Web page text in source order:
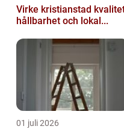
Virke kristianstad kvalitet,
hållbarhet och lokal...
01 juli 2026